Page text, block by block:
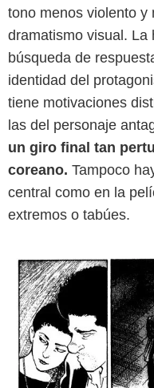
tono menos violento y
dramatismo visual. La
búsqueda de
identidad del
tiene motivaciones
las del personaje
un giro final tan
coreano. Tampoco
central como en la
extremos o tabúes.